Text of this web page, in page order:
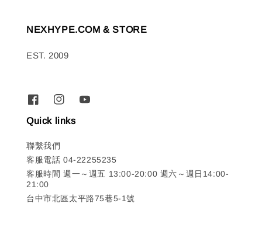
NEXHYPE.COM & STORE
EST. 2009
Quick links
聯繫我們
客服電話 04-22255235
客服時間 週一～週五 13:00-20:00 週六～週日14:00-
21:00
台中市北區太平路75巷5-1號